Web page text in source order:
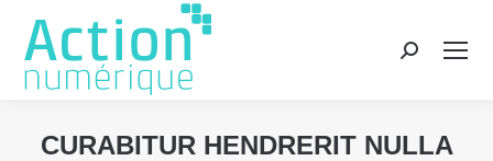
Recherche
CURABITUR HENDRERIT NULLA